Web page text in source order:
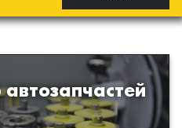
деталей
для подвески
автомобиля